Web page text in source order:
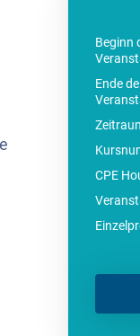
Beginn
Ende
CPE